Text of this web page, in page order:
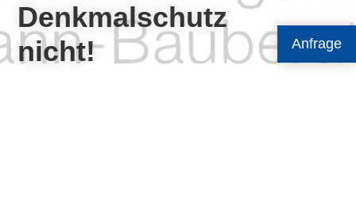
Anfrage
Denkmalschutz
nicht!